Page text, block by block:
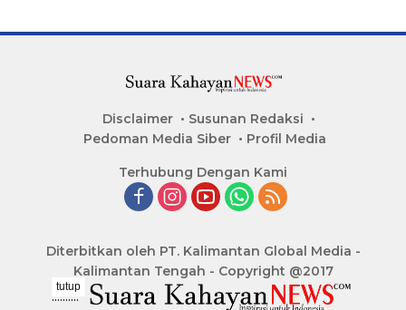
Disclaimer
Susunan Redaksi
Pedoman Media Siber
Profil Media
Terhubung Dengan Kami
Diterbitkan oleh PT. Kalimantan Global Media -
Kalimantan Tengah - Copyright @2017
tutup
..........